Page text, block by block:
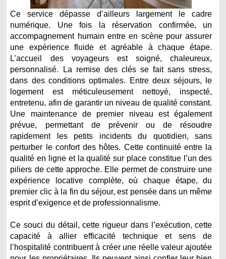
Ce service dépasse d’ailleurs largement le cadre
numérique. Une fois la réservation confirmée, un
accompagnement humain entre en scène pour assurer
une expérience fluide et agréable à chaque étape.
L’accueil des voyageurs est soigné, chaleureux,
personnalisé. La remise des clés se fait sans stress,
dans des conditions optimales. Entre deux séjours, le
logement est méticuleusement nettoyé, inspecté,
entretenu, afin de garantir un niveau de qualité constant.
Une maintenance de premier niveau est également
prévue, permettant de prévenir ou de résoudre
rapidement les petits incidents du quotidien, sans
perturber le confort des hôtes. Cette continuité entre la
qualité en ligne et la qualité sur place constitue l’un des
piliers de cette approche. Elle permet de construire une
expérience locative complète, où chaque étape, du
premier clic à la fin du séjour, est pensée dans un même
esprit d’exigence et de professionnalisme.
Ce souci du détail, cette rigueur dans l’exécution, cette
capacité à allier efficacité technique et sens de
l’hospitalité contribuent à créer une réelle valeur ajoutée